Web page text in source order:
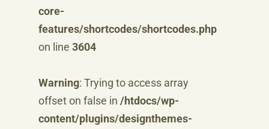
core-
features/shortcodes/shortcodes.php
on line 3604
Warning: Trying to access array
offset on false in /htdocs/wp-
content/plugins/designthemes-